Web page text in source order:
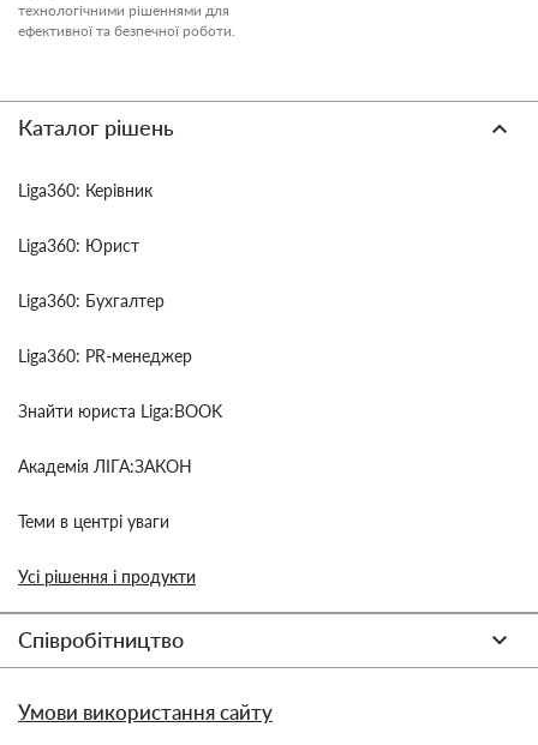
технологічними рішеннями для
ефективної та безпечної роботи.
Каталог рішень
Liga360: Керівник
Liga360: Юрист
Liga360: Бухгалтер
Liga360: PR-менеджер
Знайти юриста Liga:BOOK
Академія ЛІГА:ЗАКОН
Теми в центрі уваги
Усі рішення і продукти
Співробітництво
Умови використання сайту